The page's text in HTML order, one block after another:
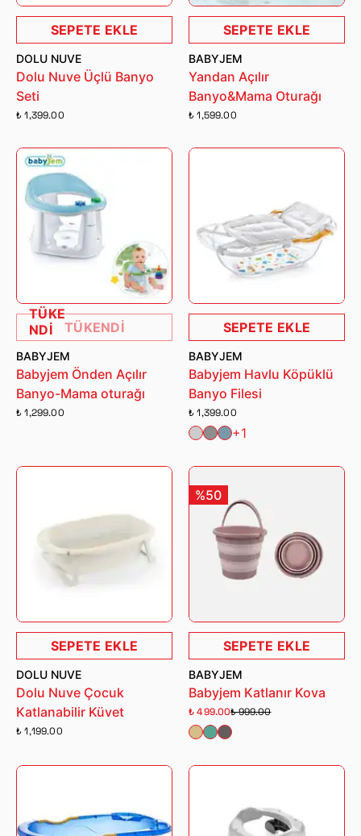
SEPETE EKLE
DOLU NUVE
Dolu Nuve Üçlü Banyo
Seti
₺ 1,399.00
SEPETE EKLE
BABYJEM
Yandan Açılır
Banyo&Mama Oturağı
₺ 1,599.00
TÜKE
NDİ
TÜKENDİ
BABYJEM
Babyjem Önden Açılır
Banyo-Mama oturağı
₺ 1,299.00
SEPETE EKLE
BABYJEM
Babyjem Havlu Köpüklü
Banyo Filesi
₺ 1,399.00
+1
SEPETE EKLE
DOLU NUVE
Dolu Nuve Çocuk
Katlanabilir Küvet
₺ 1,199.00
%50
SEPETE EKLE
BABYJEM
Babyjem Katlanır Kova
₺ 499.00₺ 999.00